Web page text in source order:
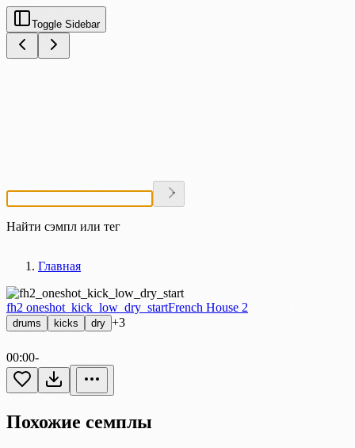
Toggle Sidebar
Найти сэмпл или тег
Главная
fh2 oneshot_kick_low_dry_startFrench House 2
drums kicks dry +3
00:00-
Похожие семплы